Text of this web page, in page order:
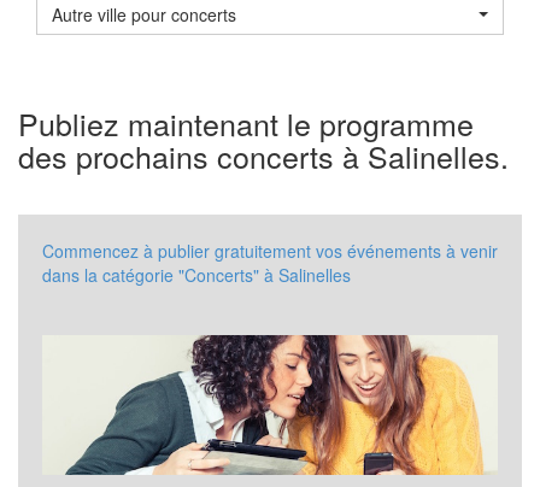
Autre ville pour concerts
Publiez maintenant le programme
des prochains concerts à Salinelles.
Commencez à publier gratuitement vos événements à venir
dans la catégorie "Concerts" à Salinelles